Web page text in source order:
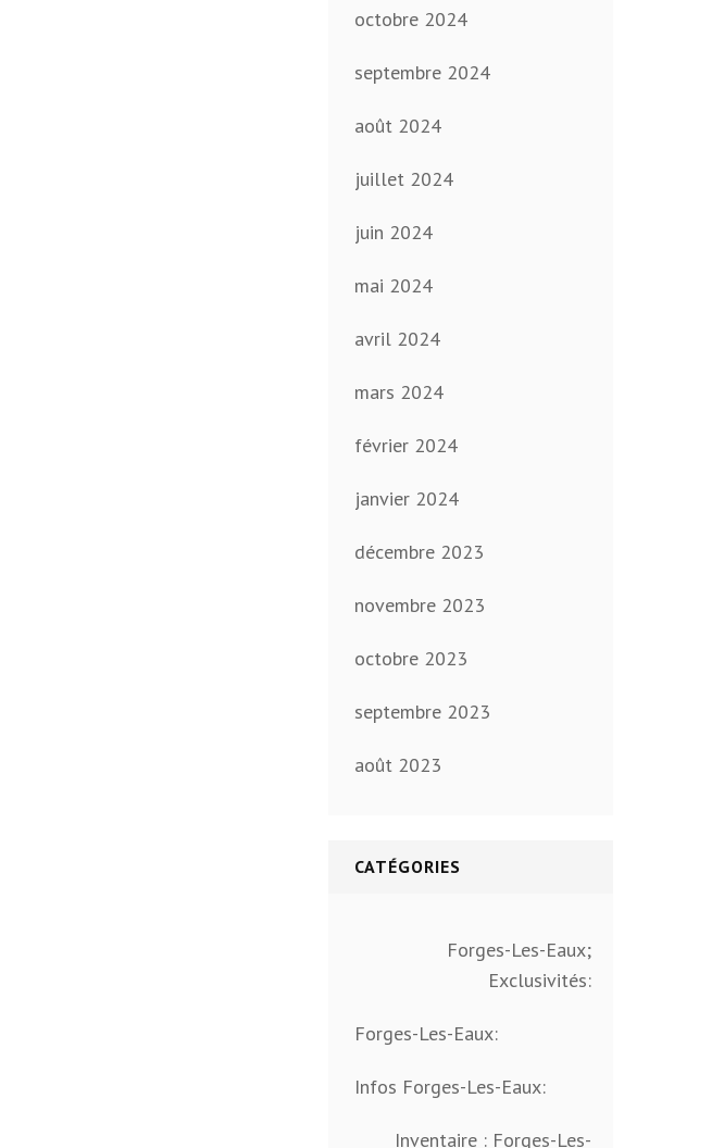
octobre 2024
septembre 2024
août 2024
juillet 2024
juin 2024
mai 2024
avril 2024
mars 2024
février 2024
janvier 2024
décembre 2023
novembre 2023
octobre 2023
septembre 2023
août 2023
CATÉGORIES
Forges-Les-Eaux;
Exclusivités:
Forges-Les-Eaux:
Infos Forges-Les-Eaux:
Inventaire : Forges-Les-